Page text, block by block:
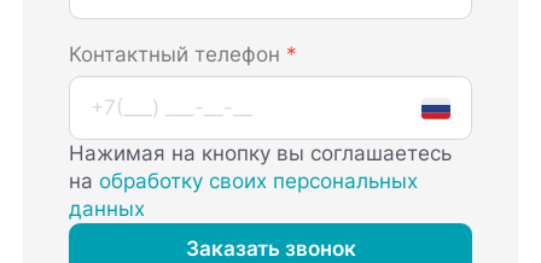
Контактный телефон *
Нажимая на кнопку вы соглашаетесь
наобработку своих персональных
данных
Заказать звонок